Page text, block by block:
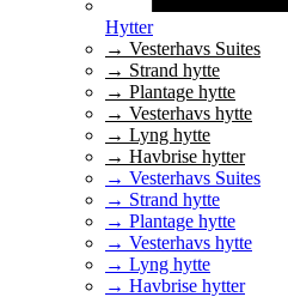
Hytter
→ Vesterhavs Suites
→ Strand hytte
→ Plantage hytte
→ Vesterhavs hytte
→ Lyng hytte
→ Havbrise hytter
→ Vesterhavs Suites
→ Strand hytte
→ Plantage hytte
→ Vesterhavs hytte
→ Lyng hytte
→ Havbrise hytter